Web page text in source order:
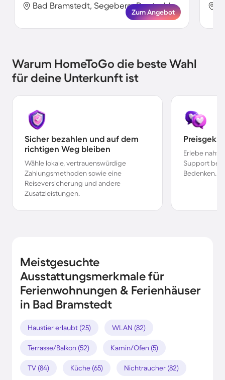
Bad Bramstedt, Segeberg, Deutschland
Zum Angebot
Warum HomeToGo die beste Wahl
für deine Unterkunft ist
Sicher bezahlen und auf dem
richtigen Weg bleiben
Wähle lokale, vertrauenswürdige
Zahlungsmethoden sowie eine
Reiseversicherung und andere
Zusatzleistungen.
Erlebe
Support bei
Bedenken.
Meistgesuchte
Ausstattungsmerkmale für
Ferienwohnungen & Ferienhäuser
in Bad Bramstedt
Haustier erlaubt (25) WLAN (82)
Terrasse/Balkon (52) Kamin/Ofen (5)
TV (84) Küche (65) Nichtraucher (82)